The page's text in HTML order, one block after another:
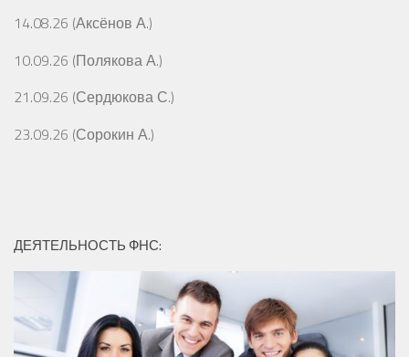
14.08.26 (Аксёнов А.)
10.09.26 (Полякова А.)
21.09.26 (Сердюкова С.)
23.09.26 (Сорокин А.)
ДЕЯТЕЛЬНОСТЬ ФНС: